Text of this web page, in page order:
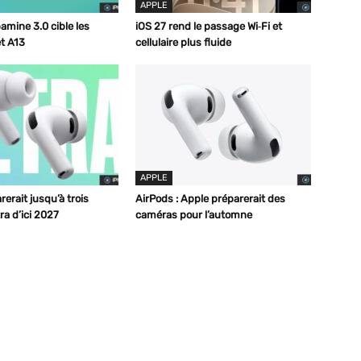
3.0 cible les
A13
APPLE
iOS 27 rend le passage Wi‑Fi et
cellulaire plus fluide
jusqu’à trois
d’ici 2027
APPLE
AirPods : Apple préparerait des
caméras pour l’automne